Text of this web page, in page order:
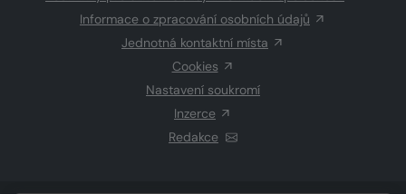
Informace o zpracování osobních údajů
Jednotná kontaktní místa
Cookies
Nastavení soukromí
Inzerce
Redakce